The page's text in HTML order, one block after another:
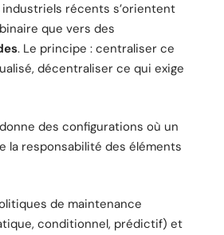
récents s’orientent
que vers des
. Le principe : centraliser ce
décentraliser ce qui exige
des configurations où un
la responsabilité des éléments
de maintenance
conditionnel, prédictif) et